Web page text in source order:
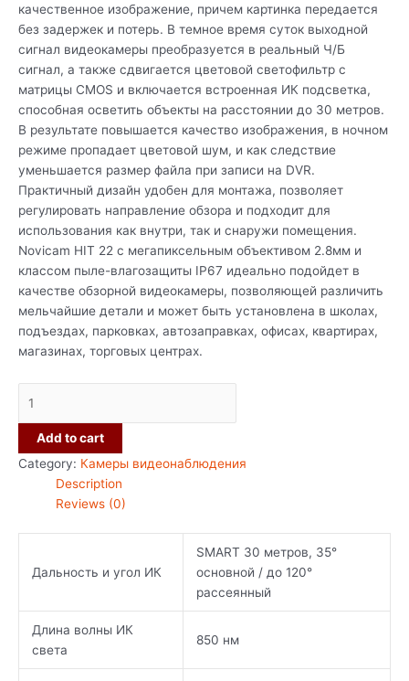
качественное изображение, причем картинка передается
без задержек и потерь. В темное время суток выходной
сигнал видеокамеры преобразуется в реальный Ч/Б
сигнал, а также сдвигается цветовой светофильтр с
матрицы CMOS и включается встроенная ИК подсветка,
способная осветить объекты на расстоянии до 30 метров.
В результате повышается качество изображения, в ночном
режиме пропадает цветовой шум, и как следствие
уменьшается размер файла при записи на DVR.
Практичный дизайн удобен для монтажа, позволяет
регулировать направление обзора и подходит для
использования как внутри, так и снаружи помещения.
Novicam HIT 22 с мегапиксельным объективом 2.8мм и
классом пыле-влагозащиты IP67 идеально подойдет в
качестве обзорной видеокамеры, позволяющей различить
мельчайшие детали и может быть установлена в школах,
подъездах, парковках, автозаправках, офисах, квартирах,
магазинах, торговых центрах.
Add to cart
Category: Камеры видеонаблюдения
Description
Reviews (0)
Дальность и угол ИК
SMART 30 метров, 35°
основной / до 120°
рассеянный
Длина волны ИК
света
850 нм